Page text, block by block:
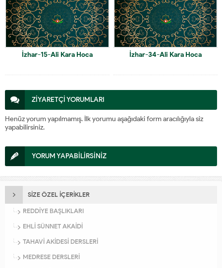
İzhar-15-Ali Kara Hoca İzhar-34-Ali Kara Hoca
ZİYARETÇİ YORUMLARI
Henüz yorum yapılmamış. İlk yorumu aşağıdaki form aracılığıyla siz
yapabilirsiniz.
YORUM YAPABİLİRSİNİZ
SİZE ÖZEL İÇERİKLER
REDDİYE BAŞLIKLARI
EHLİ SÜNNET AKAİDİ
TAHAVİ AKİDESİ DERSLERİ
MEDRESE DERSLERİ